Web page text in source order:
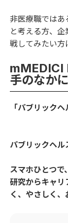
非医療職ではあ
と考える方、
戦してみたい方
mMEDICI
手のなかに
「パブリック
パブリックヘル
スマホひとつで
研究からキャリ
く、やさしく、